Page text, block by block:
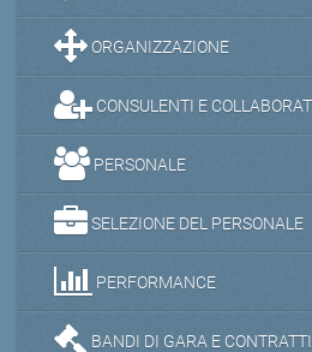
ORGANIZZAZIONE
CONSULENTI E
PERSONALE
SELEZIONE DEL PERSONALE
PERFORMANCE
BANDI DI GARA E CONTRATTI